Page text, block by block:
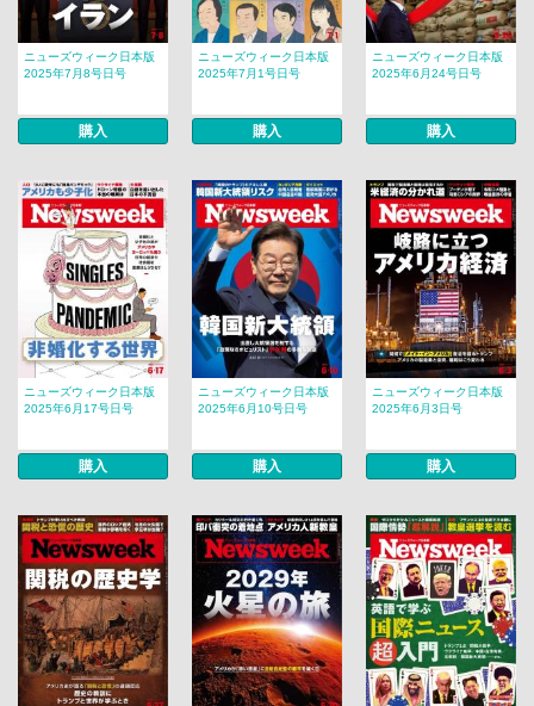
ニューズウィーク日本版
2025年7月8号日号
購入
ニューズウィーク日本版
2025年7月1号日号
購入
ニューズウィーク日本版
2025年6月24号日号
購入
ニューズウィーク日本版
2025年6月17号日号
購入
ニューズウィーク日本版
2025年6月10号日号
購入
ニューズウィーク日本版
2025年6月3日号
購入